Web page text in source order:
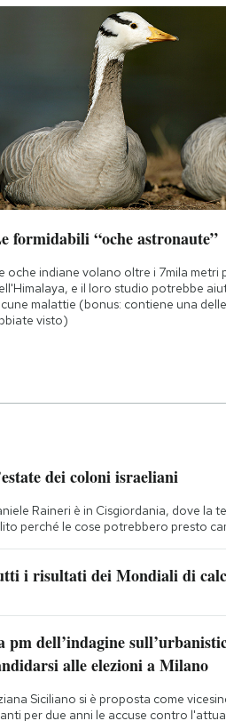
formidabili “oche astronaute”
oche indiane volano oltre i 7mila metri
e il loro studio potrebbe
malattie (bonus: contiene una
visto)
dei coloni israeliani
Raineri è in Cisgiordania, dove la
perché le cose potrebbero presto
i risultati dei Mondiali di
pm dell’indagine
alle elezioni a Milano
Siciliano si è proposta come
per due anni le accuse contro